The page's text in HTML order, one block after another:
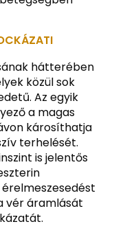
hátterében
közül sok
Az egyik
a magas
károsíthatja
terhelését.
is jelentős
vér áramlását